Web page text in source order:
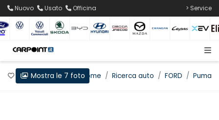
Nuovo Usato Officina > Service
Preferiti Home Ricerca auto FORD Puma
Mostra le 7 foto